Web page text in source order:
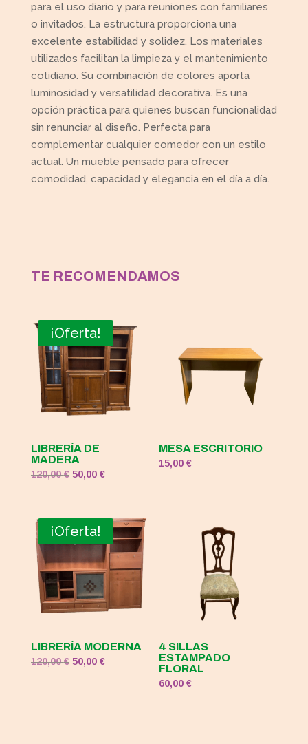
para el uso diario y para reuniones con familiares
o invitados. La estructura proporciona una
excelente estabilidad y solidez. Los materiales
utilizados facilitan la limpieza y el mantenimiento
cotidiano. Su combinación de colores aporta
luminosidad y versatilidad decorativa. Es una
opción práctica para quienes buscan funcionalidad
sin renunciar al diseño. Perfecta para
complementar cualquier comedor con un estilo
actual. Un mueble pensado para ofrecer
comodidad, capacidad y elegancia en el día a día.
TE RECOMENDAMOS
¡Oferta!
LIBRERÍA DE
MADERA
120,00€ El
era:
120,00 €.
50,00 €El
es:
50,00 €.
MESA ESCRITORIO
15,00€
¡Oferta!
LIBRERÍA MODERNA
120,00€ El
50,00 €El
4 SILLAS
ESTAMPADO
FLORAL
60,00€